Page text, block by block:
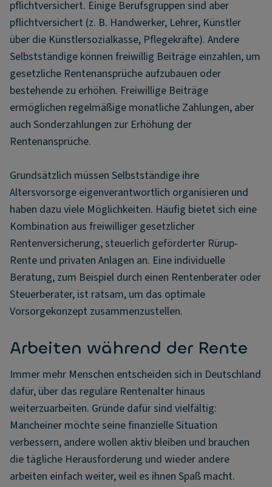
pflichtversichert. Einige Berufsgruppen sind aber
pflichtversichert (z. B. Handwerker, Lehrer, Künstler
über die Künstlersozialkasse, Pflegekräfte). Andere
Selbstständige können freiwillig Beiträge einzahlen, um
gesetzliche Rentenansprüche aufzubauen oder
bestehende zu erhöhen. Freiwillige Beiträge
ermöglichen regelmäßige monatliche Zahlungen, aber
auch Sonderzahlungen zur Erhöhung der
Rentenansprüche.
Grundsätzlich müssen Selbstständige ihre
Altersvorsorge eigenverantwortlich organisieren und
haben dazu viele Möglichkeiten. Häufig bietet sich eine
Kombination aus freiwilliger gesetzlicher
Rentenversicherung, steuerlich geförderter Rürup-
Rente und privaten Anlagen an. Eine individuelle
Beratung, zum Beispiel durch einen Rentenberater oder
Steuerberater, ist ratsam, um das optimale
Vorsorgekonzept zusammenzustellen.
Arbeiten während der Rente
Immer mehr Menschen entscheiden sich in Deutschland
dafür, über das reguläre Rentenalter hinaus
weiterzuarbeiten. Gründe dafür sind vielfältig:
Mancheiner möchte seine finanzielle Situation
verbessern, andere wollen aktiv bleiben und brauchen
die tägliche Herausforderung und wieder andere
arbeiten einfach weiter, weil es ihnen Spaß macht.